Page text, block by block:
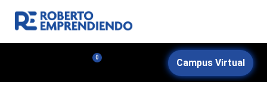
contenido
0
0 Campus Virtual